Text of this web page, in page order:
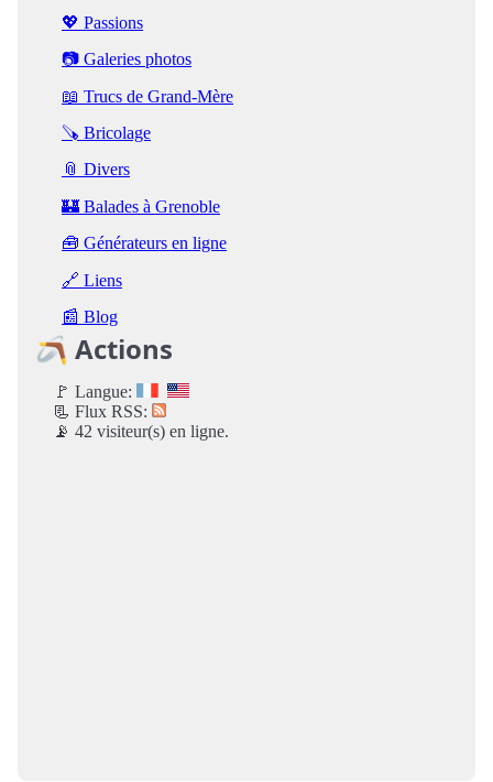
💖 Passions
📷 Galeries photos
📖 Trucs de Grand-Mère
🪚 Bricolage
📎 Divers
🏰 Balades à Grenoble
🧰 Générateurs en ligne
🔗 Liens
📰 Blog
🪃 Actions
🚩 Langue:
📃 Flux RSS:
📡 42 visiteur(s) en ligne.